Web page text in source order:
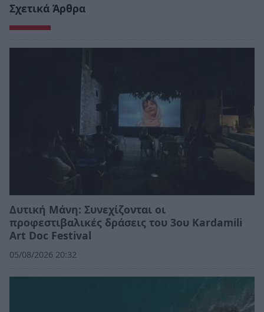
Σχετικά Άρθρα
Δυτική Μάνη: Συνεχίζονται οι
προφεστιβαλικές δράσεις του 3ου Kardamili
Art Doc Festival
05/08/2026 20:32